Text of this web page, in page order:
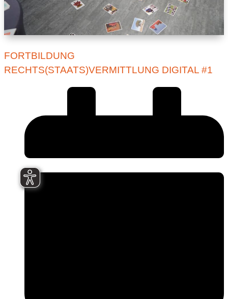
FORTBILDUNG
RECHTS(STAATS)VERMITTLUNG DIGITAL #1